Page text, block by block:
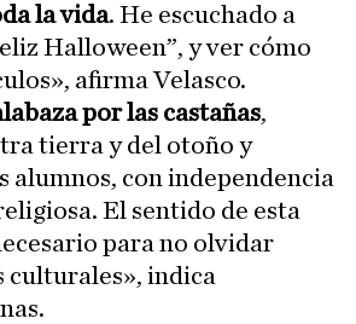
la vida. He escuchado a
Halloween”, y ver cómo
afirma Velasco.
por las castañas,
tierra y del otoño y
alumnos, con independencia
El sentido de esta
para no olvidar
culturales», indica